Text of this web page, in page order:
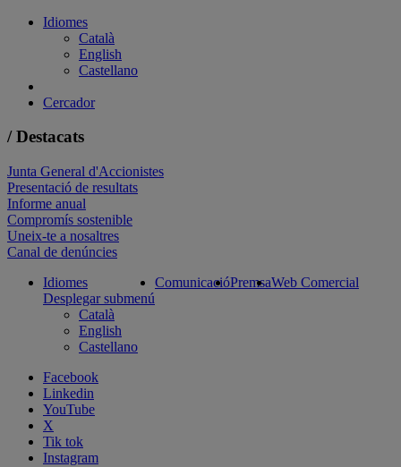
Idiomes
Català
English
Castellano
Cercador
/ Destacats
Junta General d'Accionistes
Presentació de resultats
Informe anual
Compromís sostenible
Uneix-te a nosaltres
Canal de denúncies
Idiomes
Desplegar submenú
Català
English
Castellano
ComunicacióPremsaWeb Comercial
Facebook
Linkedin
YouTube
X
Tik tok
Instagram